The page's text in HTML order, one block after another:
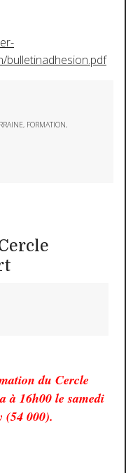
bulletinadhesion.pdf
, FORMATION,
du Cercle
à 16h00 le samedi
(54 000).